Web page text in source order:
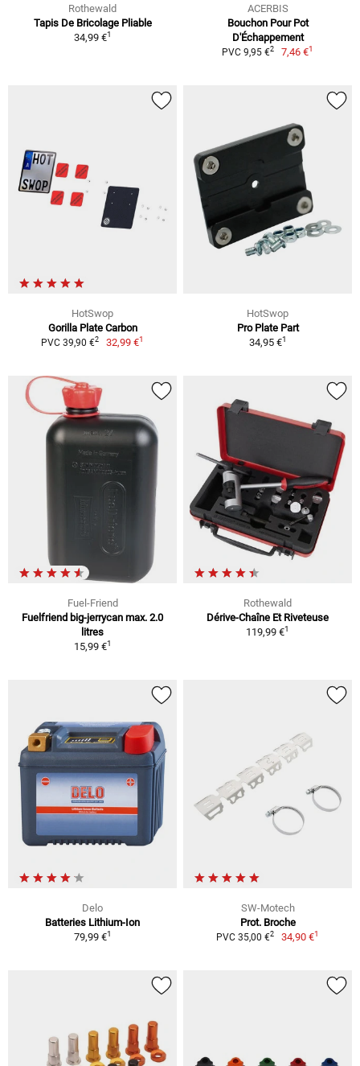
Rothewald
Tapis De Bricolage Pliable
34,99 €1
ACERBIS
Bouchon Pour Pot
D'Échappement
PVC 9,95 €2 7,46 €1
HotSwop
Gorilla Plate Carbon
PVC 39,90 €2 32,99 €1
HotSwop
Pro Plate Part
34,95 €1
Fuel-Friend
Fuelfriend big-jerrycan max. 2.0
litres
15,99 €1
Rothewald
Dérive-Chaîne Et Riveteuse
119,99 €1
Delo
Batteries Lithium-Ion
79,99 €1
SW-Motech
Prot. Broche
PVC 35,00 €2 34,90 €1